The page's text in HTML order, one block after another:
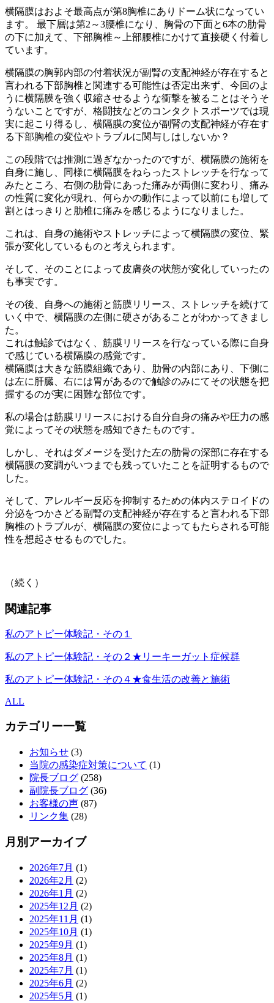
横隔膜はおよそ最高点が第8胸椎にありドーム状になってい
ます。 最下層は第2～3腰椎になり、胸骨の下面と6本の肋骨
の下に加えて、下部胸椎～上部腰椎にかけて直接硬く付着し
ています。
横隔膜の胸郭内部の付着状況が副腎の支配神経が存在すると
言われる下部胸椎と関連する可能性は否定出来ず、今回のよ
うに横隔膜を強く収縮させるような衝撃を被ることはそうそ
うないことですが、格闘技などのコンタクトスポーツでは現
実に起こり得るし、横隔膜の変位が副腎の支配神経が存在す
る下部胸椎の変位やトラブルに関与しはしないか？
この段階では推測に過ぎなかったのですが、横隔膜の施術を
自身に施し、同様に横隔膜をねらったストレッチを行なって
みたところ、右側の肋骨にあった痛みが両側に変わり、痛み
の性質に変化が現れ、何らかの動作によって以前にも増して
割とはっきりと肋椎に痛みを感じるようになりました。
これは、自身の施術やストレッチによって横隔膜の変位、緊
張が変化しているものと考えられます。
そして、そのことによって皮膚炎の状態が変化していったの
も事実です。
その後、自身への施術と筋膜リリース、ストレッチを続けて
いく中で、横隔膜の左側に硬さがあることがわかってきまし
た。
これは触診ではなく、筋膜リリースを行なっている際に自身
で感じている横隔膜の感覚です。
横隔膜は大きな筋膜組織であり、肋骨の内部にあり、下側に
は左に肝臓、右には胃があるので触診のみにてその状態を把
握するのが実に困難な部位です。
私の場合は筋膜リリースにおける自分自身の痛みや圧力の感
覚によってその状態を感知できたものです。
しかし、それはダメージを受けた左の肋骨の深部に存在する
横隔膜の変調がいつまでも残っていたことを証明するもので
した。
そして、アレルギー反応を抑制するための体内ステロイドの
分泌をつかさどる副腎の支配神経が存在すると言われる下部
胸椎のトラブルが、横隔膜の変位によってもたらされる可能
性を想起させるものでした。
（続く）
関連記事
私のアトピー体験記・その１
私のアトピー体験記・その２★リーキーガット症候群
私のアトピー体験記・その４★食生活の改善と施術
ALL
カテゴリー一覧
お知らせ (3)
当院の感染症対策について (1)
院長ブログ (258)
副院長ブログ (36)
お客様の声 (87)
リンク集 (28)
月別アーカイブ
2026年7月 (1)
2026年2月 (2)
2026年1月 (2)
2025年12月 (2)
2025年11月 (1)
2025年10月 (1)
2025年9月 (1)
2025年8月 (1)
2025年7月 (1)
2025年6月 (2)
2025年5月 (1)